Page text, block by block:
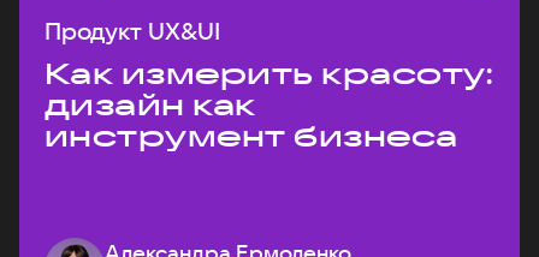
Продукт UX&UI
Как измерить красоту:
дизайн как
инструмент бизнеса